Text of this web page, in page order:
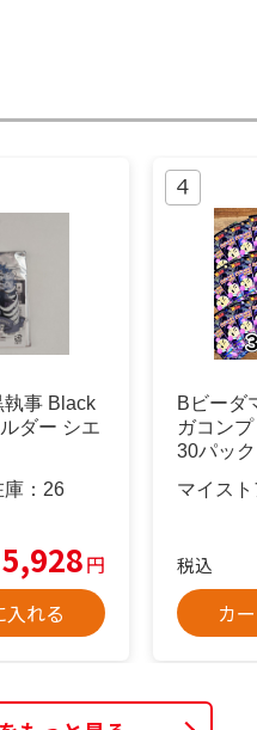
事 Black
ダー シエ
： 26
5,928円
入れる
Bビー
ガコン
30パック
マイスト
税込
カ